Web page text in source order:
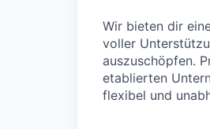
Wir bieten dir
voller
auszuschöpfen.
etablierten
flexibel und